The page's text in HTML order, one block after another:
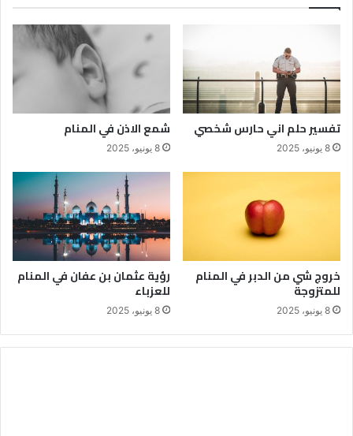
تفسير حلم اني حارس شخصي
8 يونيو، 2025
شمع الاذن في المنام
8 يونيو، 2025
خروج شي من الدبر في المنام
للمتزوجة
8 يونيو، 2025
رؤية عثمان بن عفان في المنام
للعزباء
8 يونيو، 2025